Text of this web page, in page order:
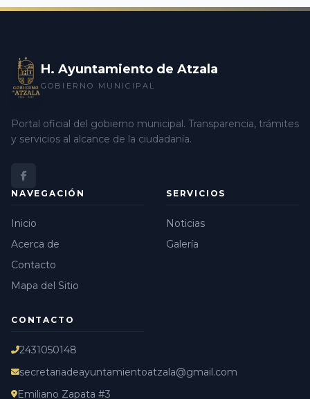
H. Ayuntamiento de Atzala
GOBIERNO MUNICIPAL
Portal oficial del gobierno municipal. Transparencia, trámites
y servicios al alcance de la ciudadanía.
NAVEGACIÓN
Inicio
Acerca de
Contacto
Mapa del Sitio
SERVICIOS
Noticias
Galería
CONTACTO
2431050148
secretariadeayuntamientoatzala@gmail.com
Emiliano Zapata #3